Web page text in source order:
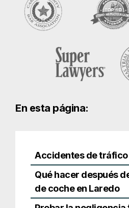
Accidentes de tráfico
Qué hacer después
de coche en Laredo
accidente de tráfico
Cómo pueden
abogados de
en Laredo